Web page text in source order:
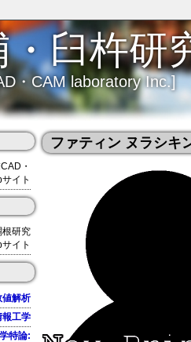
・臼杵研
・CAM laboratory Inc.]
・
イト
根研究
イト
値解析
報工学
特論:
ファティン ヌラシ